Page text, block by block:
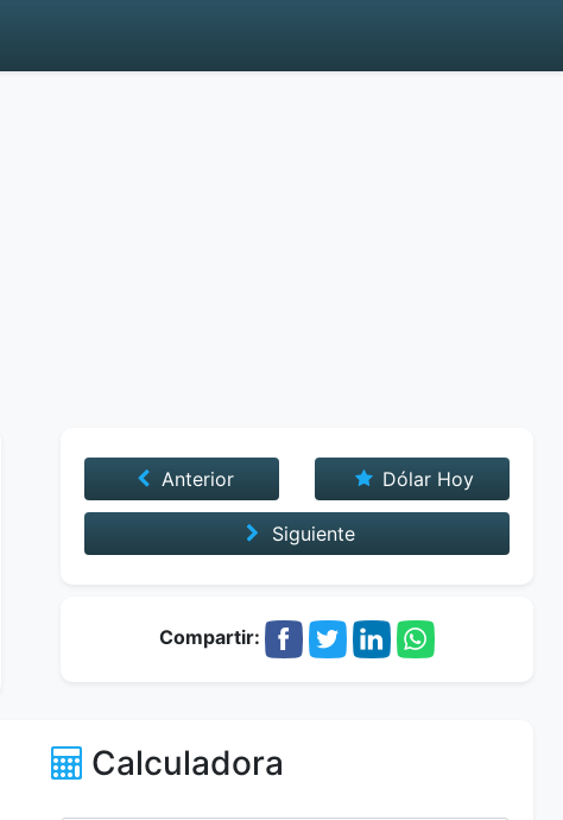
Anterior Dólar Hoy
Siguiente
Compartir:
Calculadora